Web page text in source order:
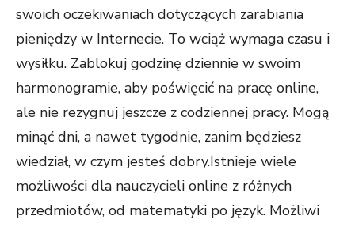
swoich oczekiwaniach dotyczących zarabiania
pieniędzy w Internecie. To wciąż wymaga czasu i
wysiłku. Zablokuj godzinę dziennie w swoim
harmonogramie, aby poświęcić na pracę online,
ale nie rezygnuj jeszcze z codziennej pracy. Mogą
minąć dni, a nawet tygodnie, zanim będziesz
wiedział, w czym jesteś dobry.Istnieje wiele
możliwości dla nauczycieli online z różnych
przedmiotów, od matematyki po język. Możliwi